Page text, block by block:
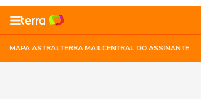
MAPA ASTRALTERRA MAILCENTRAL DO ASSINANTE